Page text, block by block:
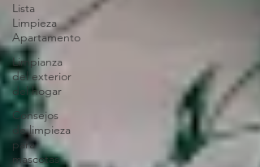
Lista
Limpieza
Apartamento
Limpianza
del exterior
del hogar
Consejos
de limpieza
para
mascotas